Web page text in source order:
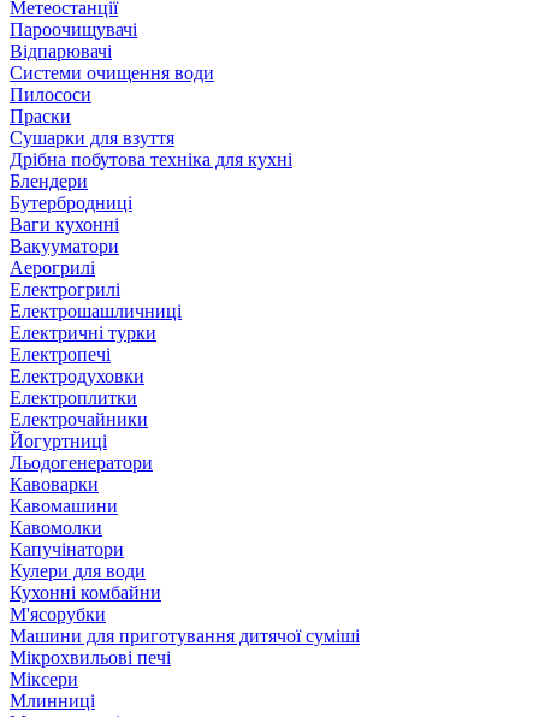
Метеостанції
Пароочищувачі
Відпарювачі
Системи очищення води
Пилососи
Праски
Сушарки для взуття
Дрібна побутова техніка для кухні
Блендери
Бутербродниці
Ваги кухонні
Вакууматори
Аерогрилі
Електрогрилі
Електрошашличниці
Електричні турки
Електропечі
Електродуховки
Електроплитки
Електрочайники
Йогуртниці
Льодогенератори
Кавоварки
Кавомашини
Кавомолки
Капучінатори
Кулери для води
Кухонні комбайни
М'ясорубки
Машини для приготування дитячої суміші
Мікрохвильові печі
Міксери
Млинниці